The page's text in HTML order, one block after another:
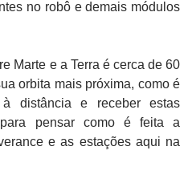
no robô e demais módulos
Marte e a Terra é cerca de 60
orbita mais próxima, como é
distância e receber estas
pensar como é feita a
e as estações aqui na